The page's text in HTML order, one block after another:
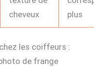
cheveux
plus
les coiffeurs :
de frange